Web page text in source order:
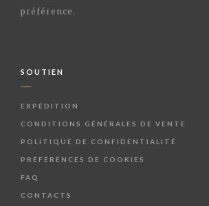
préférence.
SOUTIEN
EXPÉDITION
CONDITIONS GÉNÉRALES DE VENTE
POLITIQUE DE CONFIDENTIALITÉ
PRÉFÉRENCES DE COOKIES
FAQ
CONTACTS